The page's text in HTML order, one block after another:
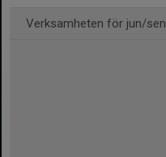
Verksamheten för jun/sen